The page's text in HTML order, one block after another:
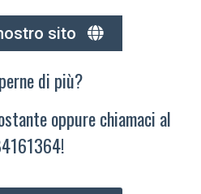
sito
di più?
oppure chiamaci al